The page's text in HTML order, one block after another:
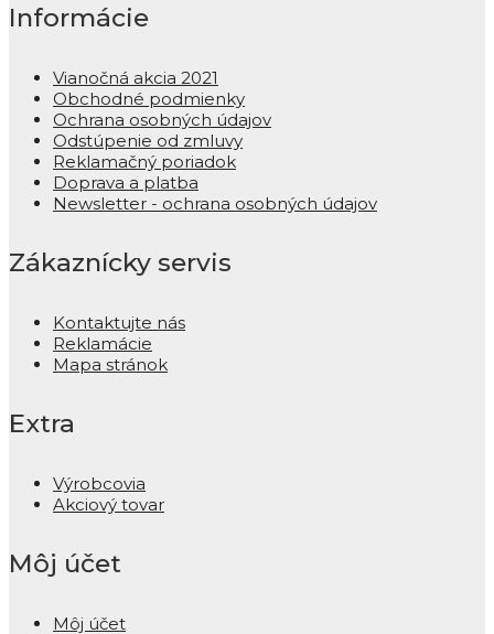
Informácie
Vianočná akcia 2021
Obchodné podmienky
Ochrana osobných údajov
Odstúpenie od zmluvy
Reklamačný poriadok
Doprava a platba
Newsletter - ochrana osobných údajov
Zákaznícky servis
Kontaktujte nás
Reklamácie
Mapa stránok
Extra
Výrobcovia
Akciový tovar
Môj účet
Môj účet